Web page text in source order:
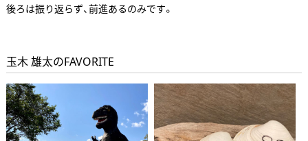
後ろは振り返らず、前進あるのみです。
玉木 雄太のFAVORITE